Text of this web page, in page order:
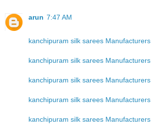
arun 7:47 AM
kanchipuram silk sarees Manufacturers
kanchipuram silk sarees Manufacturers
kanchipuram silk sarees Manufacturers
kanchipuram silk sarees Manufacturers
kanchipuram silk sarees Manufacturers